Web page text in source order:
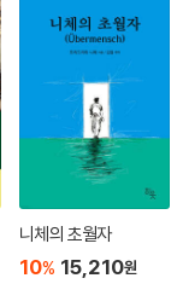
니체의 초월자
10% 15,210원